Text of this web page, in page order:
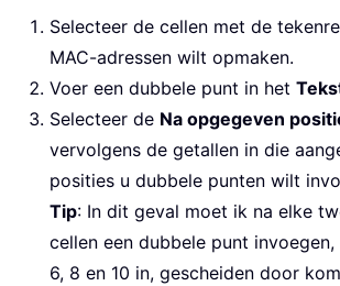
Selecteer de cellen met de
MAC-adressen wilt opmaken.
Voer een dubbele punt in het
Selecteer de Na opgegeven
vervolgens de getallen in die
posities u dubbele punten wilt
Tip: In dit geval moet ik na elke
cellen een dubbele punt
6, 8 en 10 in, gescheiden door